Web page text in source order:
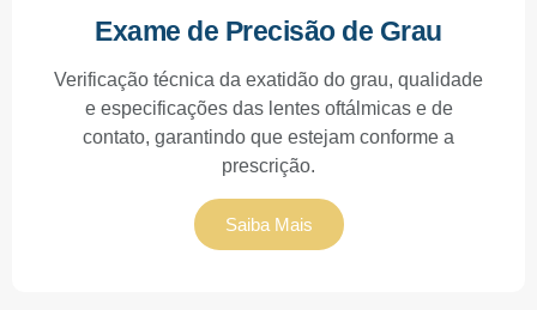
Exame de Precisão de Grau
Verificação técnica da exatidão do grau, qualidade
e especificações das lentes oftálmicas e de
contato, garantindo que estejam conforme a
prescrição.
Saiba Mais